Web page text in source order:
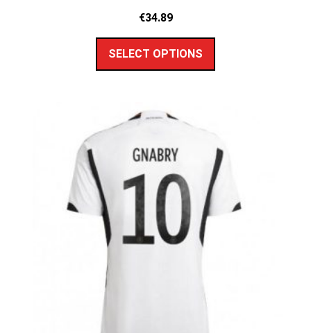
€34.89
SELECT OPTIONS